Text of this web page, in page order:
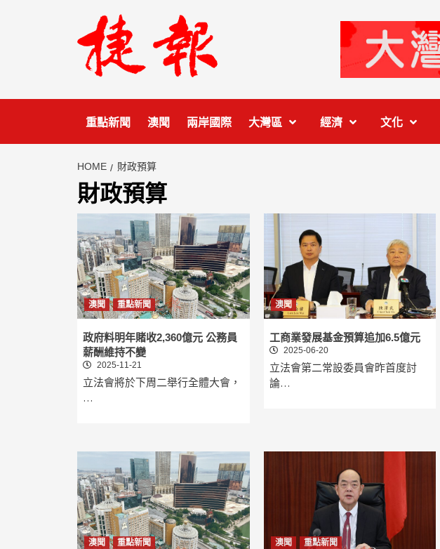
重點新聞 澳聞 兩岸國際 大灣區 經濟 文化
HOME 財政預算
財政預算
澳聞 重點新聞
政府料明年賭收2,360億元 公務員
薪酬維持不變
2025-11-21
立法會將於下周二舉行全體大會，
…
澳聞
工商業發展基金預算追加6.5億元
2025-06-20
立法會第二常設委員會昨首度討
論…
澳聞 重點新聞 澳聞 重點新聞